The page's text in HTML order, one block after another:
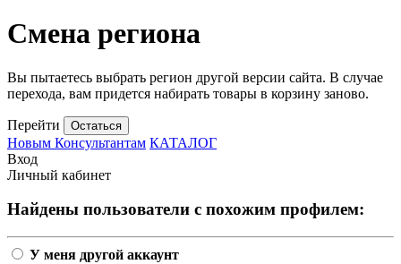
Смена региона
Вы пытаетесь выбрать регион другой версии сайта. В случае
перехода, вам придется набирать товары в корзину заново.
Перейти Остаться
Новым Консультантам КАТАЛОГ
Вход
Личный кабинет
Найдены пользователи с похожим профилем:
У меня другой аккаунт